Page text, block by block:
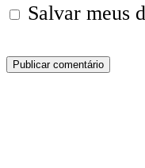
Salvar meus